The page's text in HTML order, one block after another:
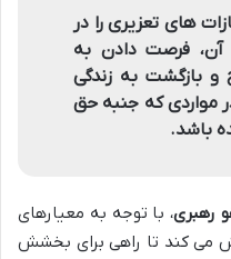
های تعزیری را در
فرصت دادن به
و بازگشت به زندگی
مواردی که جنبه حق
باشد.
رهبری، با توجه به معیارهای
می کند تا راهی برای بخشش